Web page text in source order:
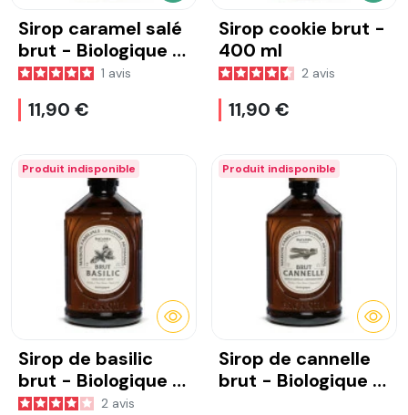
Sirop caramel salé
brut - Biologique -
400 ml
1 avis
11,90 €
Sirop cookie brut -
400 ml
2 avis
11,90 €
Produit indisponible
Sirop de basilic
brut - Biologique -
400 ml
2 avis
DÉTAILS
Produit indisponible
Sirop de cannelle
brut - Biologique -